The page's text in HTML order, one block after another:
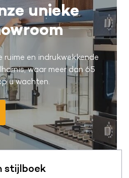
unieke
ruime en indrukwekkende
waar meer dan 65
u wachten.
stijlboek